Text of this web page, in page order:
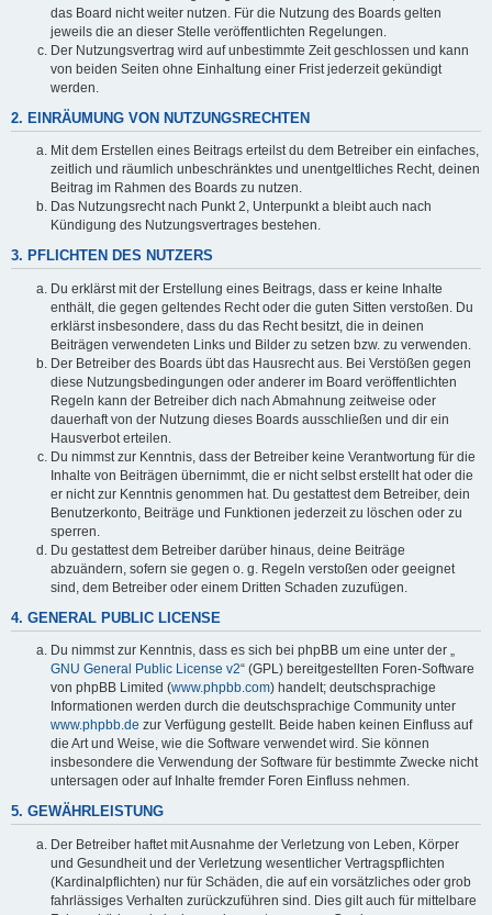
das Board nicht weiter nutzen. Für die Nutzung des Boards gelten
jeweils die an dieser Stelle veröffentlichten Regelungen.
Der Nutzungsvertrag wird auf unbestimmte Zeit geschlossen und kann
von beiden Seiten ohne Einhaltung einer Frist jederzeit gekündigt
werden.
2. EINRÄUMUNG VON NUTZUNGSRECHTEN
Mit dem Erstellen eines Beitrags erteilst du dem Betreiber ein einfaches,
zeitlich und räumlich unbeschränktes und unentgeltliches Recht, deinen
Beitrag im Rahmen des Boards zu nutzen.
Das Nutzungsrecht nach Punkt 2, Unterpunkt a bleibt auch nach
Kündigung des Nutzungsvertrages bestehen.
3. PFLICHTEN DES NUTZERS
Du erklärst mit der Erstellung eines Beitrags, dass er keine Inhalte
enthält, die gegen geltendes Recht oder die guten Sitten verstoßen. Du
erklärst insbesondere, dass du das Recht besitzt, die in deinen
Beiträgen verwendeten Links und Bilder zu setzen bzw. zu verwenden.
Der Betreiber des Boards übt das Hausrecht aus. Bei Verstößen gegen
diese Nutzungsbedingungen oder anderer im Board veröffentlichten
Regeln kann der Betreiber dich nach Abmahnung zeitweise oder
dauerhaft von der Nutzung dieses Boards ausschließen und dir ein
Hausverbot erteilen.
Du nimmst zur Kenntnis, dass der Betreiber keine Verantwortung für die
Inhalte von Beiträgen übernimmt, die er nicht selbst erstellt hat oder die
er nicht zur Kenntnis genommen hat. Du gestattest dem Betreiber, dein
Benutzerkonto, Beiträge und Funktionen jederzeit zu löschen oder zu
sperren.
Du gestattest dem Betreiber darüber hinaus, deine Beiträge
abzuändern, sofern sie gegen o. g. Regeln verstoßen oder geeignet
sind, dem Betreiber oder einem Dritten Schaden zuzufügen.
4. GENERAL PUBLIC LICENSE
Du nimmst zur Kenntnis, dass es sich bei phpBB um eine unter der „
GNU General Public License v2“ (GPL) bereitgestellten Foren-Software
von phpBB Limited (www.phpbb.com) handelt; deutschsprachige
Informationen werden durch die deutschsprachige Community unter
www.phpbb.de zur Verfügung gestellt. Beide haben keinen Einfluss auf
die Art und Weise, wie die Software verwendet wird. Sie können
insbesondere die Verwendung der Software für bestimmte Zwecke nicht
untersagen oder auf Inhalte fremder Foren Einfluss nehmen.
5. GEWÄHRLEISTUNG
Der Betreiber haftet mit Ausnahme der Verletzung von Leben, Körper
und Gesundheit und der Verletzung wesentlicher Vertragspflichten
(Kardinalpflichten) nur für Schäden, die auf ein vorsätzliches oder grob
fahrlässiges Verhalten zurückzuführen sind. Dies gilt auch für mittelbare